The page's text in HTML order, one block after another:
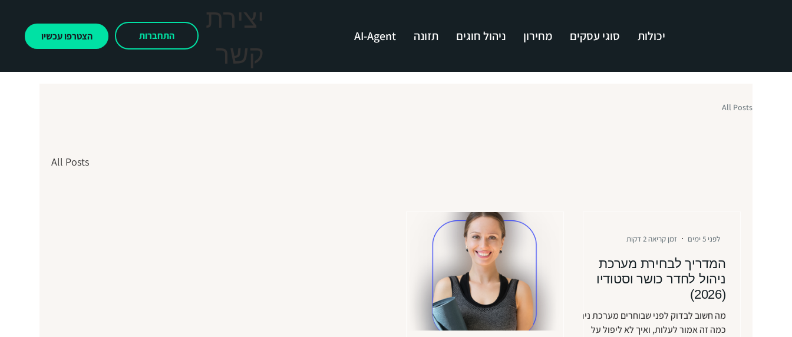
הצטרפו עכשיו התחברות
יצירת
קשר
יכולות סוגי עסקים מחירון ניהול חוגים תזונה AI-Agent
All Posts
All Posts
המדריך לבחירת מערכת
ניהול לחדר כושר וסטודיו
(2026)
מה חשוב לבדוק לפני שבוחרים מערכת ניהול,
כמה זה אמור לעלות, ואיך לא ליפול על
לפני 5 ימים זמן קריאה 2 דקות